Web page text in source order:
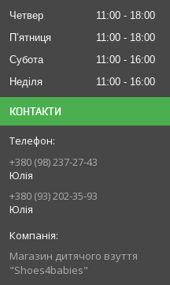
Четвер
11:00
18:00
Пʼятниця
11:00
18:00
Субота
11:00
16:00
Неділя
11:00 16:00
КОНТАКТИ
+380 (98) 237-27-43
Юлія
+380 (93) 202-35-93
Юлія
Магазин дитячого взуття
"Shoes4babies"